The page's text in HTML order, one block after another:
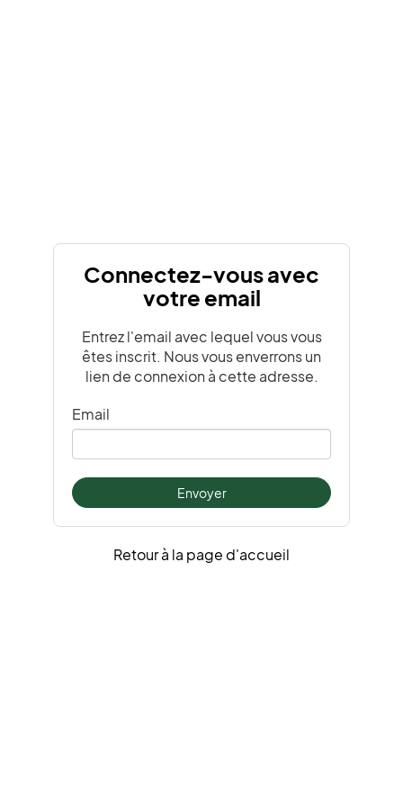
Connectez-vous avec
votre email
Entrez l'email avec lequel vous vous
êtes inscrit. Nous vous enverrons un
lien de connexion à cette adresse.
Email
Retour à la page d'accueil